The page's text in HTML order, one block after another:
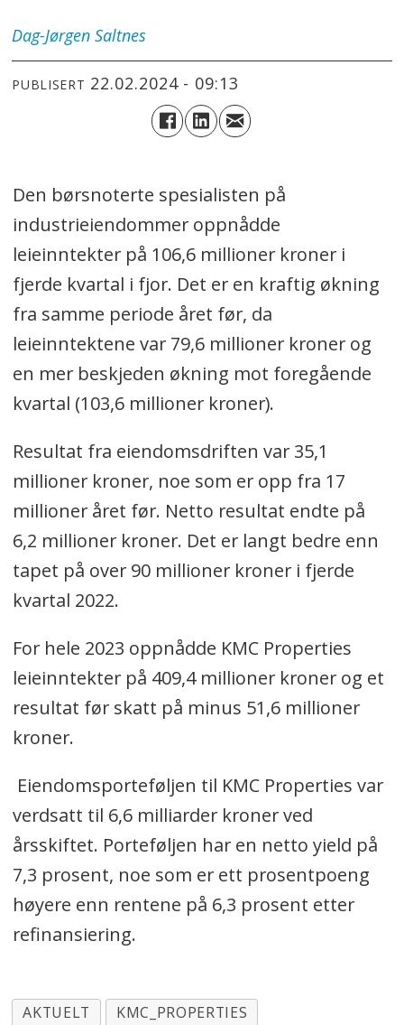
Dag-Jørgen Saltnes
PUBLISERT 22.02.2024 - 09:13
Den børsnoterte spesialisten på
industrieiendommer oppnådde
leieinntekter på 106,6 millioner kroner i
fjerde kvartal i fjor. Det er en kraftig økning
fra samme periode året før, da
leieinntektene var 79,6 millioner kroner og
en mer beskjeden økning mot foregående
kvartal (103,6 millioner kroner).
Resultat fra eiendomsdriften var 35,1
millioner kroner, noe som er opp fra 17
millioner året før. Netto resultat endte på
6,2 millioner kroner. Det er langt bedre enn
tapet på over 90 millioner kroner i fjerde
kvartal 2022.
For hele 2023 oppnådde KMC Properties
leieinntekter på 409,4 millioner kroner og et
resultat før skatt på minus 51,6 millioner
kroner.
Eiendomsporteføljen til KMC Properties var
verdsatt til 6,6 milliarder kroner ved
årsskiftet. Porteføljen har en netto yield på
7,3 prosent, noe som er ett prosentpoeng
høyere enn rentene på 6,3 prosent etter
refinansiering.
AKTUELT KMC_PROPERTIES